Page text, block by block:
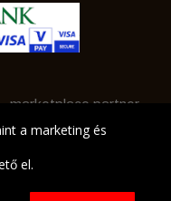
marketplace partner
a marketing és
el.